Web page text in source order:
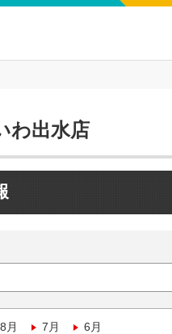
わ出水店
8月 7月 6月